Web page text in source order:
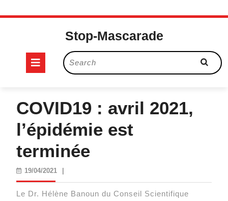
Skip
Stop-Mascarade
Open
Search
for:
COVID19 : avril 2021,
l’épidémie est
terminée
19/04/202119/04/2021
Le Dr. Hélène Banoun du Conseil Scientifique